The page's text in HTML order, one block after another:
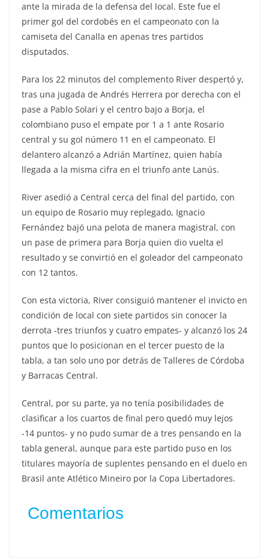
ante la mirada de la defensa del local. Este fue el
primer gol del cordobés en el campeonato con la
camiseta del Canalla en apenas tres partidos
disputados.
Para los 22 minutos del complemento River despertó y,
tras una jugada de Andrés Herrera por derecha con el
pase a Pablo Solari y el centro bajo a Borja, el
colombiano puso el empate por 1 a 1 ante Rosario
central y su gol número 11 en el campeonato. El
delantero alcanzó a Adrián Martínez, quien había
llegada a la misma cifra en el triunfo ante Lanús.
River asedió a Central cerca del final del partido, con
un equipo de Rosario muy replegado, Ignacio
Fernández bajó una pelota de manera magistral, con
un pase de primera para Borja quien dio vuelta el
resultado y se convirtió en el goleador del campeonato
con 12 tantos.
Con esta victoria, River consiguió mantener el invicto en
condición de local con siete partidos sin conocer la
derrota -tres triunfos y cuatro empates- y alcanzó los 24
puntos que lo posicionan en el tercer puesto de la
tabla, a tan solo uno por detrás de Talleres de Córdoba
y Barracas Central.
Central, por su parte, ya no tenía posibilidades de
clasificar a los cuartos de final pero quedó muy lejos
-14 puntos- y no pudo sumar de a tres pensando en la
tabla general, aunque para este partido puso en los
titulares mayoría de suplentes pensando en el duelo en
Brasil ante Atlético Mineiro por la Copa Libertadores.
Comentarios